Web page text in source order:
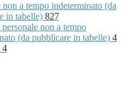
non a tempo indeterminato (da
in tabelle) 827
non a tempo
(da pubblicare in tabelle) 4
4